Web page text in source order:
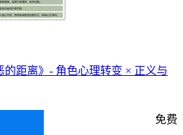
的距离》- 角色心理转变 × 正义与
免费